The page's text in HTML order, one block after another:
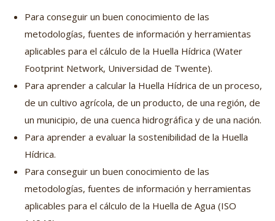
Para conseguir un buen conocimiento de las
metodologías, fuentes de información y herramientas
aplicables para el cálculo de la Huella Hídrica (Water
Footprint Network, Universidad de Twente).
Para aprender a calcular la Huella Hídrica de un proceso,
de un cultivo agrícola, de un producto, de una región, de
un municipio, de una cuenca hidrográfica y de una nación.
Para aprender a evaluar la sostenibilidad de la Huella
Hídrica.
Para conseguir un buen conocimiento de las
metodologías, fuentes de información y herramientas
aplicables para el cálculo de la Huella de Agua (ISO